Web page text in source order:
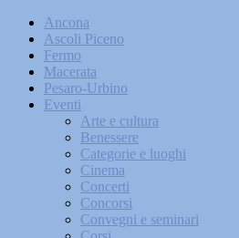
Ancona
Ascoli Piceno
Fermo
Macerata
Pesaro-Urbino
Eventi
Arte e cultura
Benessere
Categorie e luoghi
Cinema
Concerti
Concorsi
Convegni e seminari